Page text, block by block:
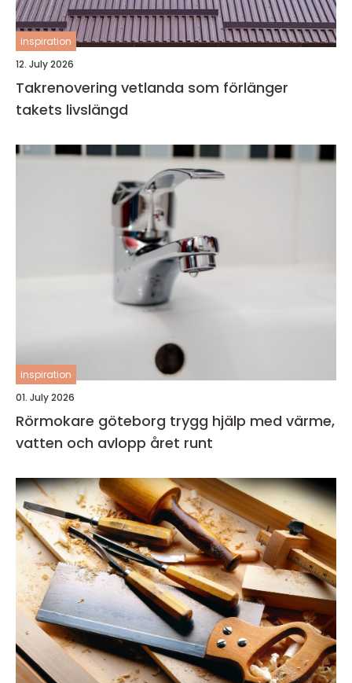
inspiration
12. July 2026
Takrenovering vetlanda som förlänger
takets livslängd
inspiration
01. July 2026
Rörmokare göteborg trygg hjälp med värme,
vatten och avlopp året runt